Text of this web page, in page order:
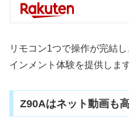
リモコン1つで操作が完結
インメント体験を提供します
Z90Aはネット動画も